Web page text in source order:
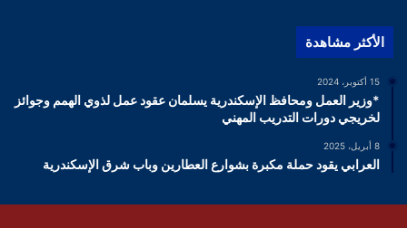
الأكثر مشاهدة
15 أكتوبر، 2024
*وزير العمل ومحافظ الإسكندرية يسلمان عقود عمل لذوي الهمم وجوائز
لخريجي دورات التدريب المهني
8 أبريل، 2025
العرابي يقود حملة مكبرة بشوارع العطارين وباب شرق الإسكندرية